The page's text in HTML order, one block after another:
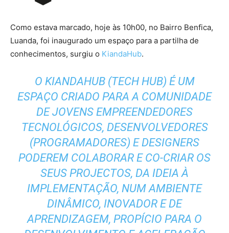
Como estava marcado, hoje às 10h00, no Bairro Benfica,
Luanda, foi inaugurado um espaço para a partilha de
conhecimentos, surgiu o KiandaHub.
O KIANDAHUB (TECH HUB) É UM
ESPAÇO CRIADO PARA A COMUNIDADE
DE JOVENS EMPREENDEDORES
TECNOLÓGICOS, DESENVOLVEDORES
(PROGRAMADORES) E DESIGNERS
PODEREM COLABORAR E CO-CRIAR OS
SEUS PROJECTOS, DA IDEIA À
IMPLEMENTAÇÃO, NUM AMBIENTE
DINÂMICO, INOVADOR E DE
APRENDIZAGEM, PROPÍCIO PARA O